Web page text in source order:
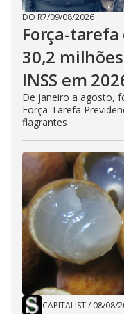
DO R7/09/08/2026
Força-
30,2
INSS em
De janeiro a agosto,
Força-Tarefa
flagrantes
CAPITALIST/ 08/08/